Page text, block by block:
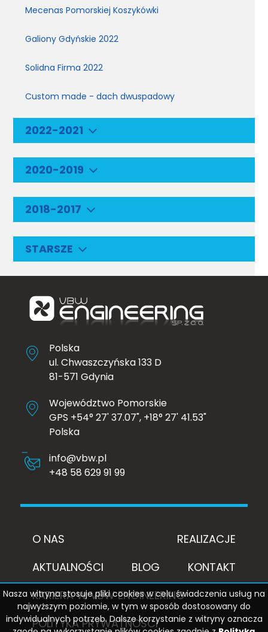
Nasza witryna stosuje pliki cookies w celu świadczenia usług na
najwyższym poziomie, w tym w sposób dostosowany do
indywidualnych potrzeb. Dalsze korzystanie z witryny oznacza
Mecenas Pomorskiej Koszykówki
Galiony Gdyńskie 2022
Solidna Firma 2022
Custom made - dach dwuspadowy
2022-2021
2020-2019
2018-2017
STARSZE
Polska
ul. Chwaszczyńska 133 D
81-571 Gdynia
Województwo Pomorskie
GPS +54° 27' 37.07", +18° 27' 41.53"
Polska
info@vbw.pl
+48 58 629 91 99
O NAS
REALIZACJE
AKTUALNOŚCI
BLOG
KONTAKT
KARIERA W VBW ENGINEERING
POLITYKA PRYWATNOŚCI